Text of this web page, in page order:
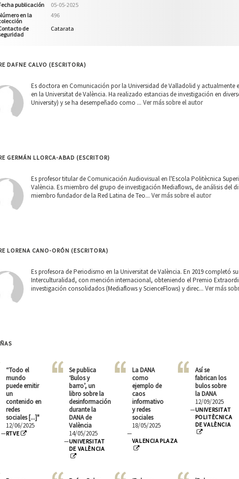
publicación
05-05-2025
en la
496
de
Catarata
DAFNE CALVO (ESCRITORA)
Es doctora en Comunicación por la Universidad de Valladolid y actualmente
en la Universitat de València. Ha realizado estancias de investigación en
University) y se ha desempeñado como ... Ver más sobre el autor
GERMÁN LLORCA-ABAD (ESCRITOR)
Es profesor titular de Comunicación Audiovisual en l'Escola Politècnica
València. Es miembro del grupo de investigación Mediaflows, de análisis del
miembro fundador de la Red Latina de Teo... Ver más sobre el autor
LORENA CANO-ORÓN (ESCRITORA)
Es profesora de Periodismo en la Universitat de València. En 2019 completó
Interculturalidad, con mención internacional, obteniendo el Premio
investigación consolidados (Mediaflows y ScienceFlows) y direc... Ver más
“Todo el
mundo
puede emitir
un
contenido en
redes
sociales [...]"
12/06/2025
—RTVE
Se publica
‘Bulos y
barro’, un
libro sobre la
desinformación
durante la
DANA de
València
14/05/2025
—UNIVERSITAT
DE VALÈNCIA
La DANA
como
ejemplo de
caos
informativo
y redes
sociales
18/05/2025
—
VALENCIA PLAZA
Así se
fabrican los
bulos sobre
la DANA
12/09/2025
—UNIVERSITAT
POLITÈCNICA
DE VALÈNCIA